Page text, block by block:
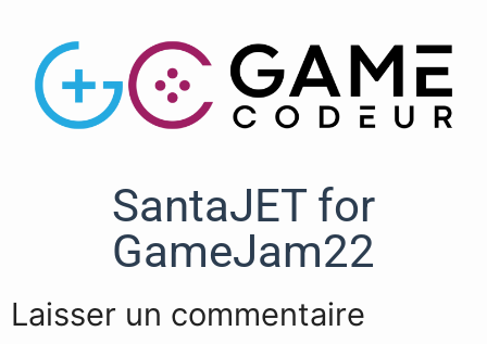
SantaJET for
GameJam22
Laisser un commentaire